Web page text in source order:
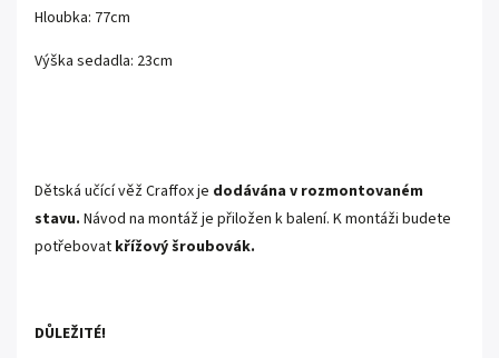
Hloubka: 77cm
Výška sedadla: 23cm
Dětská učící věž Craffox je dodávána v rozmontovaném
stavu. Návod na montáž je přiložen k balení. K montáži budete
potřebovat křížovýšroubovák.
DŮLEŽITÉ!